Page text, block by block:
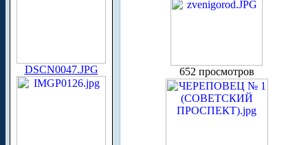
DSCN0047.JPG 652 просмотров